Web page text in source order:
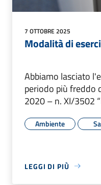
7 OTTOBRE 2025
Modalità di
Abbiamo lasciato
periodo più freddo
2020 – n. XI/3502
Ambiente
LEGGI DI PIÙ